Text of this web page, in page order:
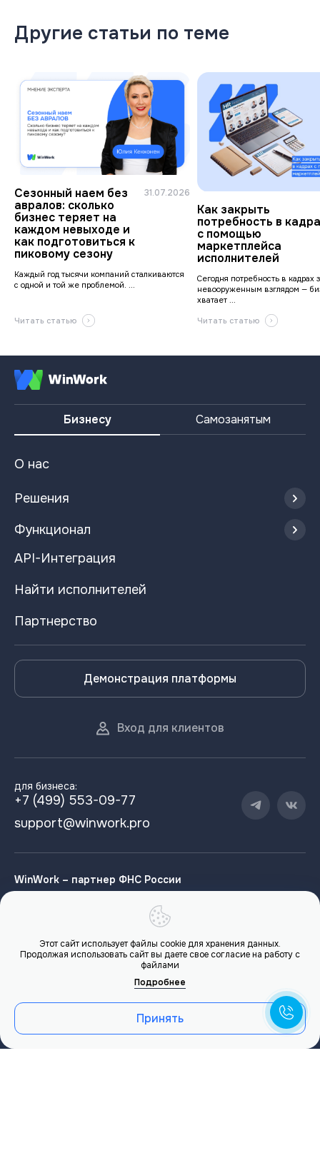
Другие статьи по теме
Сезонный наем без
авралов: сколько
бизнес теряет на
каждом невыходе и
как подготовиться к
пиковому сезону
31.07.2026
Каждый год тысячи компаний сталкиваются
с одной и той же проблемой. ...
Читать статью
Как закрыть
потребность в
с помощью
маркетплейса
исполнителей
Сегодня потребность в кадрах
невооруженным взглядом —
хватает ...
Читать статью
Бизнесу Самозанятым
О нас
Решения
Функционал
API-Интеграция
Найти исполнителей
Партнерство
Демонстрация платформы
Вход для клиентов
для бизнеса:
+7 (499) 553-09-77
support@winwork.pro
WinWork – партнер ФНС России
Юридическая документация
Этот сайт использует файлы cookie для хранения данных.
Продолжая использовать сайт вы даете свое согласие на работу с
файлами
Подробнее
Принять